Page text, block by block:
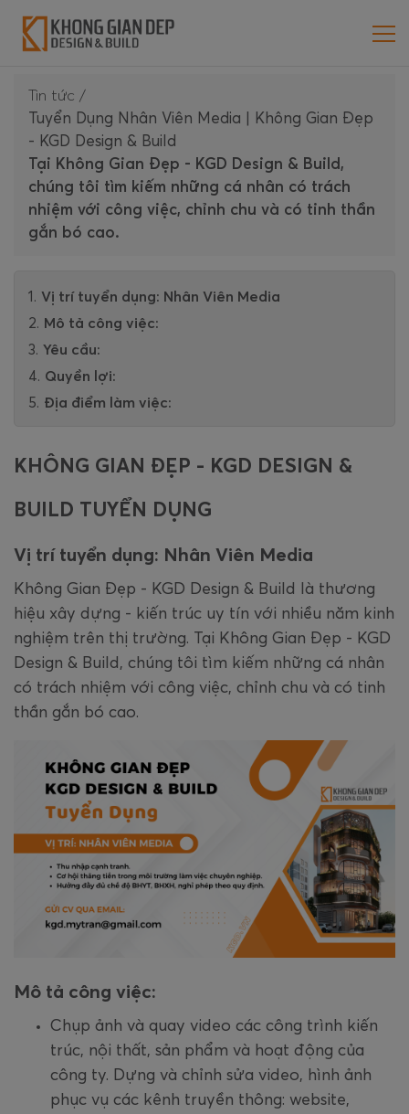
Tin tức /
Tuyển Dụng Nhân Viên Media | Không Gian Đẹp
- KGD Design & Build
Tại Không Gian Đẹp - KGD Design & Build,
chúng tôi tìm kiếm những cá nhân có trách
nhiệm với công việc, chỉnh chu và có tinh thần
gắn bó cao.
Vị trí tuyển dụng: Nhân Viên Media
Mô tả công việc:
Yêu cầu:
Quyền lợi:
Địa điểm làm việc:
KHÔNG GIAN ĐẸP - KGD DESIGN &
BUILD TUYỂN DỤNG
Vị trí tuyển dụng: Nhân Viên Media
Không Gian Đẹp - KGD Design & Build là thương
hiệu xây dựng - kiến trúc uy tín với nhiều năm kinh
nghiệm trên thị trường. Tại Không Gian Đẹp - KGD
Design & Build, chúng tôi tìm kiếm những cá nhân
có trách nhiệm với công việc, chỉnh chu và có tinh
thần gắn bó cao.
Mô tả công việc:
Chụp ảnh và quay video các công trình kiến
trúc, nội thất, sản phẩm và hoạt động của
công ty. Dựng và chỉnh sửa video, hình ảnh
phục vụ các kênh truyền thông: website,